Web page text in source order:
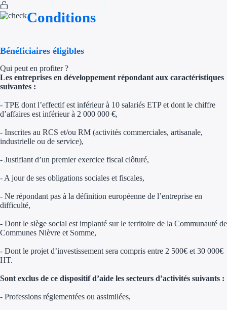
Régions de A à H
Aides Région
Aides Région
Régions de I à P
Aides Région Île-
Conditions
Bénéficiaires éligibles
Qui peut en profiter ?
Les entreprises en développement répondant aux caractéristiques
suivantes :
- TPE dont l’effectif est inférieur à 10 salariés ETP et dont le chiffre
d’affaires est inférieur à 2 000 000 €,
- Inscrites au RCS et/ou RM (activités commerciales, artisanale,
industrielle ou de service),
- Justifiant d’un premier exercice fiscal clôturé,
- A jour de ses obligations sociales et fiscales,
- Ne répondant pas à la définition européenne de l’entreprise en
difficulté,
- Dont le siège social est implanté sur le territoire de la Communauté de
Communes Nièvre et Somme,
- Dont le projet d’investissement sera compris entre 2 500€ et 30 000€
HT.
Sont exclus de ce dispositif d’aide les secteurs d’activités suivants :
- Professions réglementées ou assimilées,